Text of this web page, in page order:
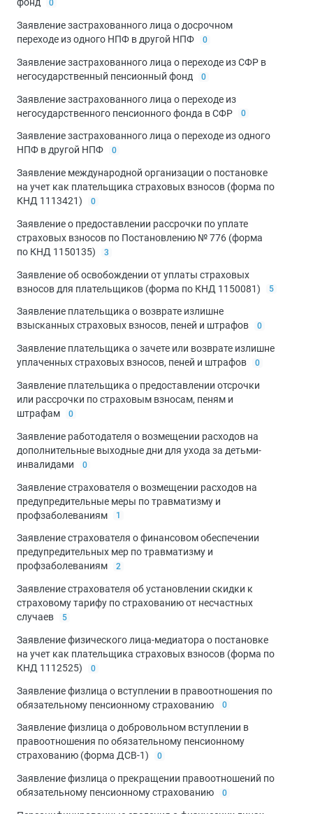
0
Заявление застрахованного лица о досрочном
переходе из одного НПФ в другой НПФ
0
Заявление застрахованного лица о переходе из СФР в
негосударственный пенсионный фонд
0
Заявление застрахованного лица о переходе из
негосударственного пенсионного фонда в СФР
0
Заявление застрахованного лица о переходе из одного
НПФ в другой НПФ
0
Заявление международной организации о постановке
на учет как плательщика страховых взносов (форма по
КНД 1113421)
0
Заявление о предоставлении рассрочки по уплате
страховых взносов по Постановлению № 776 (форма
по КНД 1150135)
3
Заявление об освобождении от уплаты страховых
взносов для плательщиков (форма по КНД 1150081)
5
Заявление плательщика о возврате излишне
взысканных страховых взносов, пеней и штрафов
0
Заявление плательщика о зачете или возврате излишне
уплаченных страховых взносов, пеней и штрафов
0
Заявление плательщика о предоставлении отсрочки
или рассрочки по страховым взносам, пеням и
штрафам
0
Заявление работодателя о возмещении расходов на
дополнительные выходные дни для ухода за детьми-
инвалидами
0
Заявление страхователя о возмещении расходов на
предупредительные меры по травматизму и
профзаболеваниям
1
Заявление страхователя о финансовом обеспечении
предупредительных мер по травматизму и
профзаболеваниям
2
Заявление страхователя об установлении скидки к
страховому тарифу по страхованию от несчастных
случаев
5
Заявление физического лица-медиатора о постановке
на учет как плательщика страховых взносов (форма по
КНД 1112525)
0
Заявление физлица о вступлении в правоотношения по
обязательному пенсионному страхованию
0
Заявление физлица о добровольном вступлении в
правоотношения по обязательному пенсионному
страхованию (форма ДСВ-1)
0
Заявление физлица о прекращении правоотношений по
обязательному пенсионному страхованию
0